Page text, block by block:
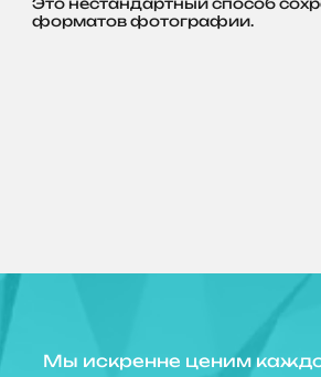
форматов фотографии.
Мы искренне ценим каждого